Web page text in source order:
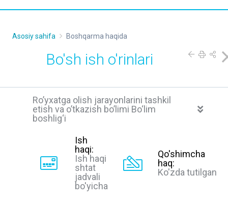
Asosiy sahifa Boshqarma haqida
Bo'sh ish o'rinlari
Roʼyxatga olish jarayonlarini tashkil
etish va oʼtkazish boʼlimi Bo‘lim
boshlig‘i
Ish
haqi:
Ish haqi
shtat
jadvali
bo'yicha
Qo'shimcha
haq:
Ko'zda tutilgan